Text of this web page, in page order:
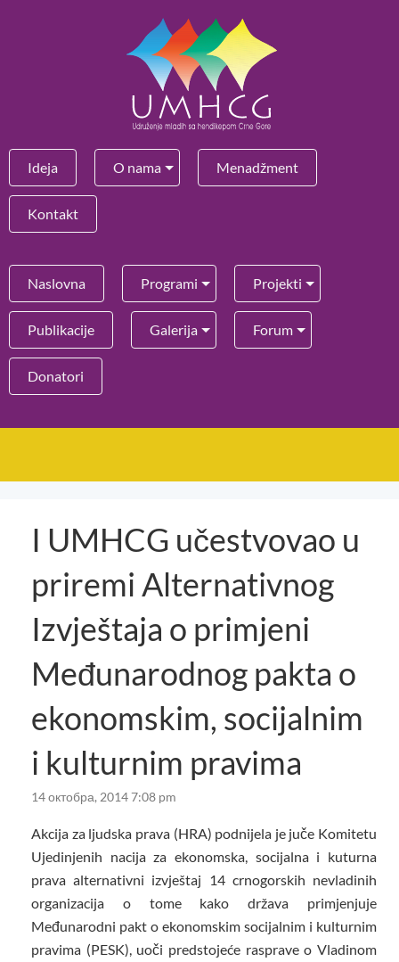
Ideja O nama Menadžment
Kontakt
Naslovna Programi Projekti
Publikacije Galerija Forum
Donatori
I UMHCG učestvovao u
priremi Alternativnog
Izvještaja o primjeni
Međunarodnog pakta o
ekonomskim, socijalnim
i kulturnim pravima
14 октобра, 2014 7:08 pm
Akcija za ljudska prava (HRA) podnijela je juče Komitetu
Ujedinjenih nacija za ekonomska, socijalna i kuturna
prava alternativni izvještaj 14 crnogorskih nevladinih
organizacija o tome kako država primjenjuje
Međunarodni pakt o ekonomskim socijalnim i kulturnim
pravima (PESK), uoči predstojeće rasprave o Vladinom